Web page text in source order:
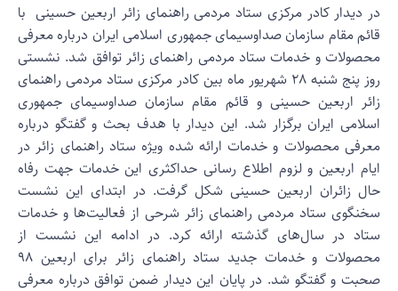
دیدار کادر مرکزی ستاد مردمی راهنمای زائر اربعین حسینی با
مقام سازمان صداوسیمای جمهوری اسلامی ایران درباره معرفی
و خدمات ستاد مردمی راهنمای زائر توافق شد. نشستی
روز پنج شنبه ۲۸ شهریور ماه بین کادر مرکزی ستاد مردمی راهنمای
اربعین حسینی و قائم مقام سازمان صداوسیمای جمهوری
ایران برگزار شد. این دیدار با هدف بحث و گفتگو درباره
محصولات و خدمات ارائه شده ویژه ستاد راهنمای زائر در
اربعین و لزوم اطلاع رسانی حداکثری این خدمات جهت رفاه
زائران اربعین حسینی شکل گرفت. در ابتدای این نشست
ستاد مردمی راهنمای زائر شرحی از فعالیت‌ها و خدمات
در سال‌های گذشته ارائه کرد. در ادامه این نشست از
محصولات و خدمات جدید ستاد راهنمای زائر برای اربعین ۹۸
و گفتگو شد. در پایان این دیدار ضمن توافق درباره معرفی